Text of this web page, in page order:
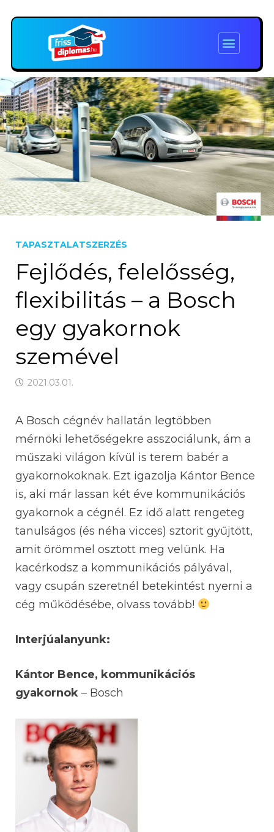
TAPASZTALATSZERZÉS
Fejlődés, felelősség,
flexibilitás – a Bosch
egy gyakornok
szemével
2021.03.01.
A Bosch cégnév hallatán legtöbben
mérnöki lehetőségekre asszociálunk, ám a
műszaki világon kívül is terem babér a
gyakornokoknak. Ezt igazolja Kántor Bence
is, aki már lassan két éve kommunikációs
gyakornok a cégnél. Ez idő alatt rengeteg
tanulságos (és néha vicces) sztorit gyűjtött,
amit örömmel osztott meg velünk. Ha
kacérkodsz a kommunikációs pályával,
vagy csupán szeretnél betekintést nyerni a
cég működésébe, olvass tovább!
Interjúalanyunk:
Kántor Bence, kommunikációs
gyakornok – Bosch